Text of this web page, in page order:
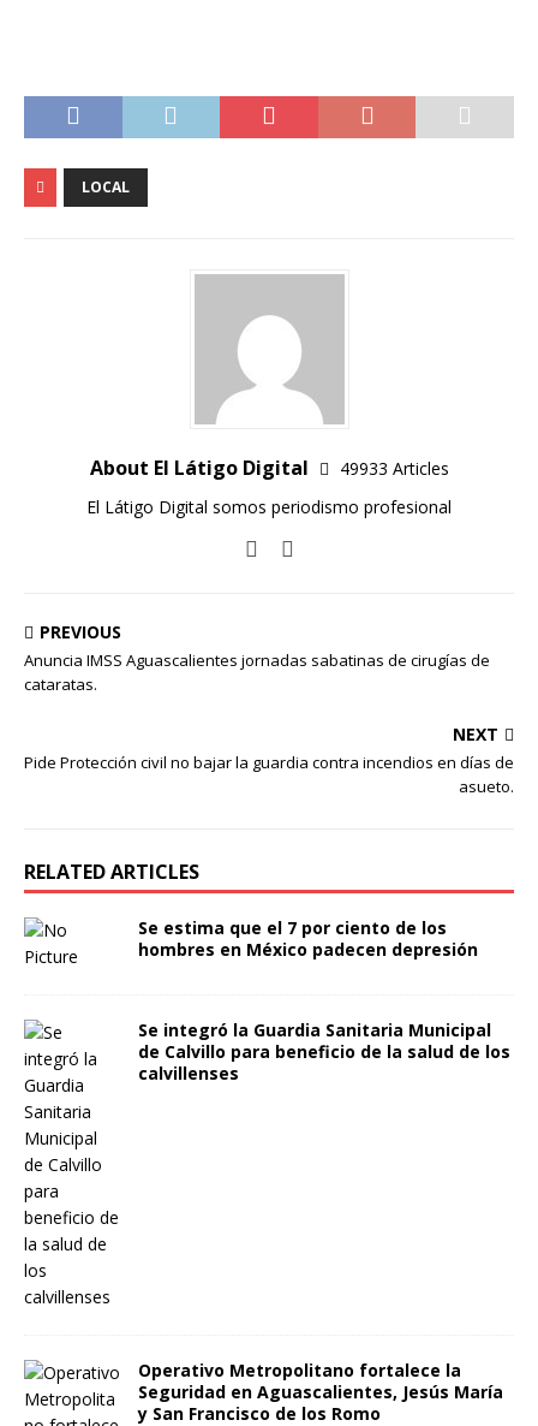
LOCAL
About El Látigo Digital
49933 Articles
El Látigo Digital somos periodismo profesional
PREVIOUS
Anuncia IMSS Aguascalientes jornadas sabatinas de cirugías de
cataratas.
NEXT
Pide Protección civil no bajar la guardia contra incendios en días de
asueto.
RELATED ARTICLES
Se estima que el 7 por ciento de los
hombres en México padecen depresión
Se integró la Guardia Sanitaria Municipal
de Calvillo para beneficio de la salud de los
calvillenses
Operativo Metropolitano fortalece la
Seguridad en Aguascalientes, Jesús María
y San Francisco de los Romo